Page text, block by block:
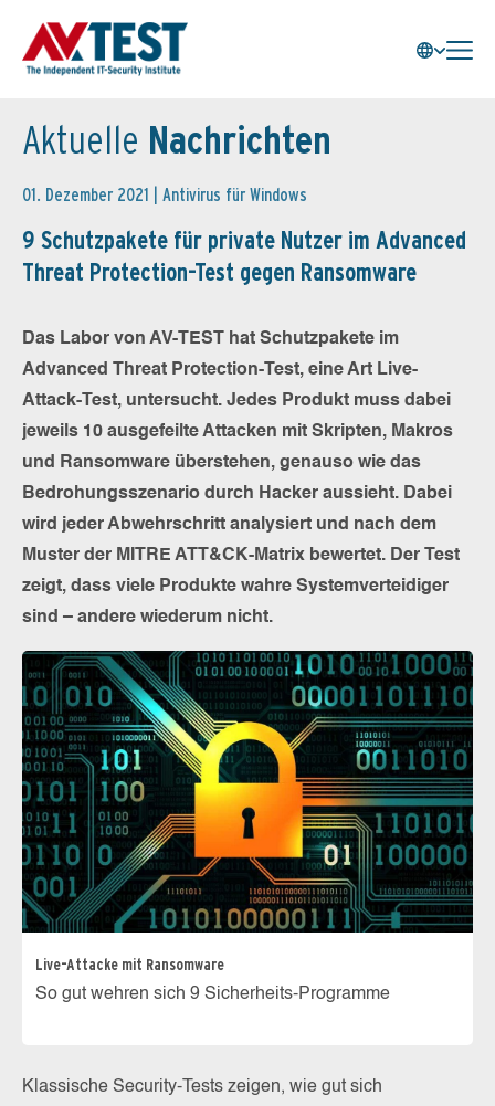
Aktuelle Nachrichten
01. Dezember 2021 | Antivirus für Windows
9 Schutzpakete für private Nutzer im Advanced
Threat Protection-Test gegen Ransomware
Das Labor von AV-TEST hat Schutzpakete im
Advanced Threat Protection-Test, eine Art Live-
Attack-Test, untersucht. Jedes Produkt muss dabei
jeweils 10 ausgefeilte Attacken mit Skripten, Makros
und Ransomware überstehen, genauso wie das
Bedrohungsszenario durch Hacker aussieht. Dabei
wird jeder Abwehrschritt analysiert und nach dem
Muster der MITRE ATT&CK-Matrix bewertet. Der Test
zeigt, dass viele Produkte wahre Systemverteidiger
sind – andere wiederum nicht.
Live-Attacke mit Ransomware
So gut wehren sich 9 Sicherheits-Programme
Klassische Security-Tests zeigen, wie gut sich